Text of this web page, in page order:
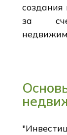
создания
за